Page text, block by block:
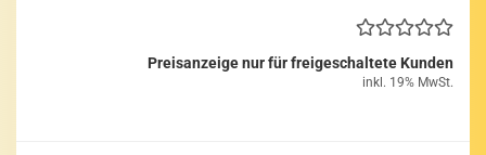
Preisanzeige nur für freigeschaltete Kunden
inkl. 19% MwSt.